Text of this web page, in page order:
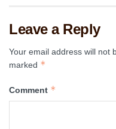
Leave a Reply
Your email address will not
marked *
Comment *